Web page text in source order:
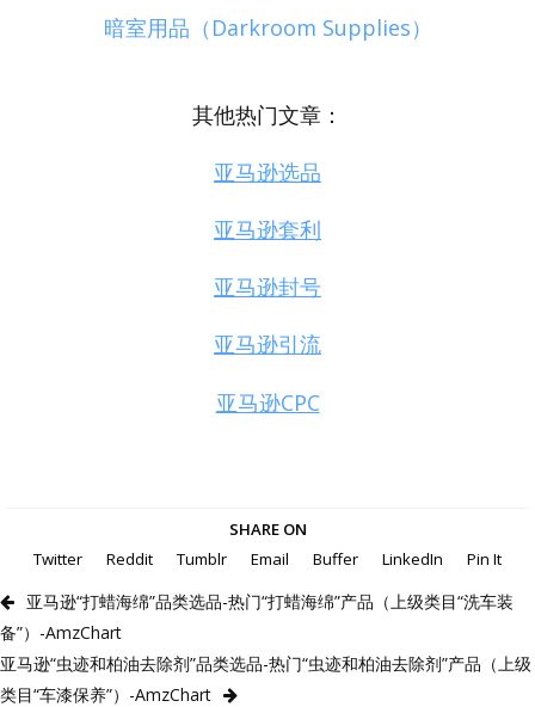
暗室用品（Darkroom Supplies）
其他热门文章：
亚马逊选品
亚马逊套利
亚马逊封号
亚马逊引流
亚马逊CPC
SHARE ON
Twitter
Reddit Tumblr Email Buffer LinkedIn Pin It
亚马逊“打蜡海绵”品类选品-热门“打蜡海绵”产品（上级类目“洗车装
备”）-AmzChart
亚马逊“虫迹和柏油去除剂”品类选品-热门“虫迹和柏油去除剂”产品（上级
类目“车漆保养”）-AmzChart